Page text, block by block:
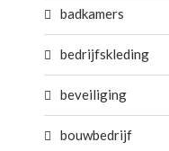
badkamers
bedrijfskleding
beveiliging
bouwbedrijf